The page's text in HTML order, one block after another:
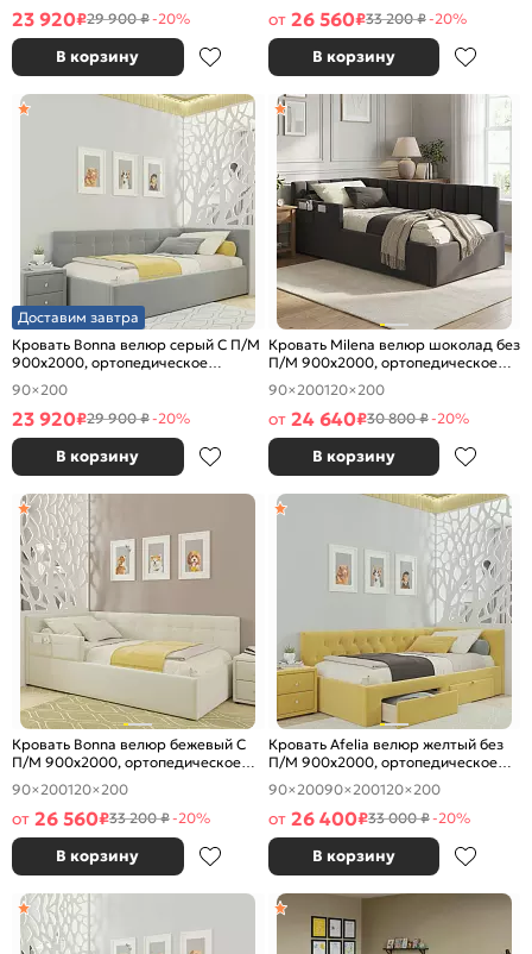
23 920₽29 900 ₽-20%
В корзину
от 26 560₽33 200 ₽-20%
В корзину
Доставим завтра
Кровать Bonna велюр серый С П/М
900x2000, ортопедическое
основание, изголовье мягкое
90×200
23 920₽29 900 ₽-20%
В корзину
Кровать Milena велюр шоколад без
П/М 900x2000, ортопедическое
основание, изголовье мягкое
90×200120×200
от 24 640₽30 800 ₽-20%
В корзину
Кровать Bonna велюр бежевый С
П/М 900x2000, ортопедическое
основание, изголовье мягкое
90×200120×200
от 26 560₽33 200 ₽-20%
В корзину
Кровать Afelia велюр желтый без
П/М 900x2000, ортопедическое
основание, изголовье мягкое
90×20090×200120×200
от 26 400₽33 000 ₽-20%
В корзину